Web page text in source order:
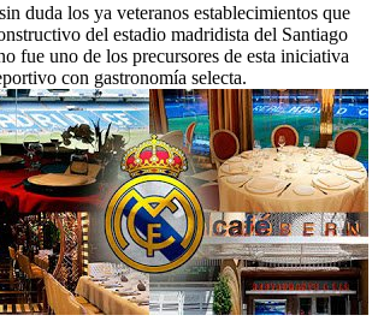
duda los ya veteranos establecimientos que
del estadio madridista del Santiago
fue uno de los precursores de esta iniciativa
con gastronomía selecta.